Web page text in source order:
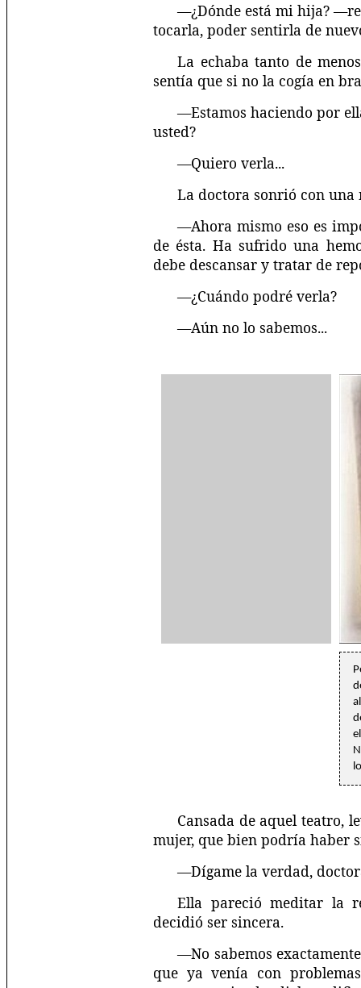
—¿Dónde está mi hija?
tocarla, poder sentirla de
La echaba tanto de
sentía que si no la cogía en
—Estamos haciendo por
usted?
—Quiero verla...
La doctora sonrió con una
—Ahora mismo eso es
de ésta. Ha sufrido una
debe descansar y tratar de
—¿Cuándo podré verla?
—Aún no lo sabemos...
Cansada de aquel teatro,
mujer, que bien podría haber
—Dígame la verdad,
Ella pareció meditar la
decidió ser sincera.
—No sabemos
que ya venía con